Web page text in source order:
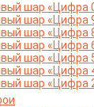
шар «Цифра
шар «Цифра
шар «Цифра
шар «Цифра
шар «Цифра
шар «Цифра
шар «Цифра